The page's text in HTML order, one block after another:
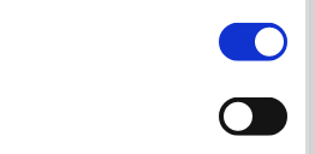
Karen Whiddon - Ghinionista